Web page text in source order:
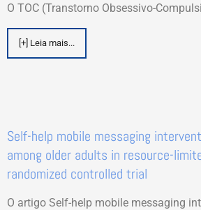
O TOC (Transtorno Obsessivo-
[+] Leia mais...
Self-help mobile messaging
among older adults in resource-
randomized controlled trial
O artigo Self-help mobile messaging